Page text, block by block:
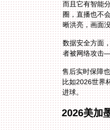
晰洪亮，画面
数据安全方面，
者被网络攻击
售后实时保障
进球。
2026美加